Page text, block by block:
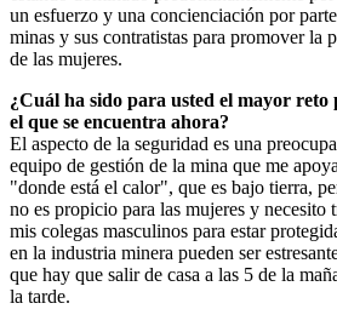
un esfuerzo y una concienciación por
minas y sus contratistas para promover la
de las mujeres.
¿Cuál ha sido para usted el mayor
el que se encuentra ahora?
El aspecto de la seguridad es una
equipo de gestión de la mina que me
"donde está el calor", que es bajo tierra,
no es propicio para las mujeres y necesito
mis colegas masculinos para estar
en la industria minera pueden ser
que hay que salir de casa a las 5 de la
la tarde.